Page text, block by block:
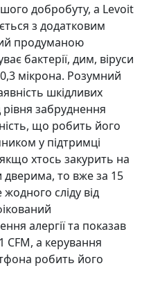
добробуту, а Levoit
з додатковим
продуманою
бактерії, дим, віруси
мікрона. Розумний
шкідливих
рівня забруднення
що робить його
у підтримці
хтось закурить на
дверима, то вже за 15
жодного сліду від
алергії та показав
CFM, а керування
робить його